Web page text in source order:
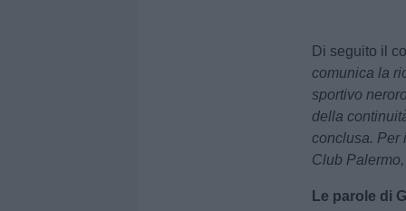
Di seguito il
comunica la
sportivo
della
conclusa. Per
Club
Le parole di